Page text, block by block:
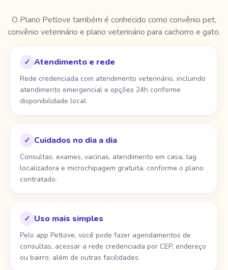
O Plano Petlove também é conhecido como convênio pet,
convênio veterinário e plano veterinário para cachorro e gato.
✓ Atendimento e rede
Rede credenciada com atendimento veterinário, incluindo
atendimento emergencial e opções 24h conforme
disponibilidade local.
✓ Cuidados no dia a dia
Consultas, exames, vacinas, atendimento em casa, tag
localizadora e microchipagem gratuita, conforme o plano
contratado.
✓ Uso mais simples
Pelo app Petlove, você pode fazer agendamentos de
consultas, acessar a rede credenciada por CEP, endereço
ou bairro, além de outras facilidades.